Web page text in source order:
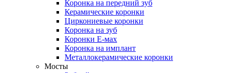
Коронка на передний зуб
Керамические коронки
Циркониевые коронки
Коронка на зуб
Коронки Е-мах
Коронка на имплант
Металлокерамические коронки
Мосты